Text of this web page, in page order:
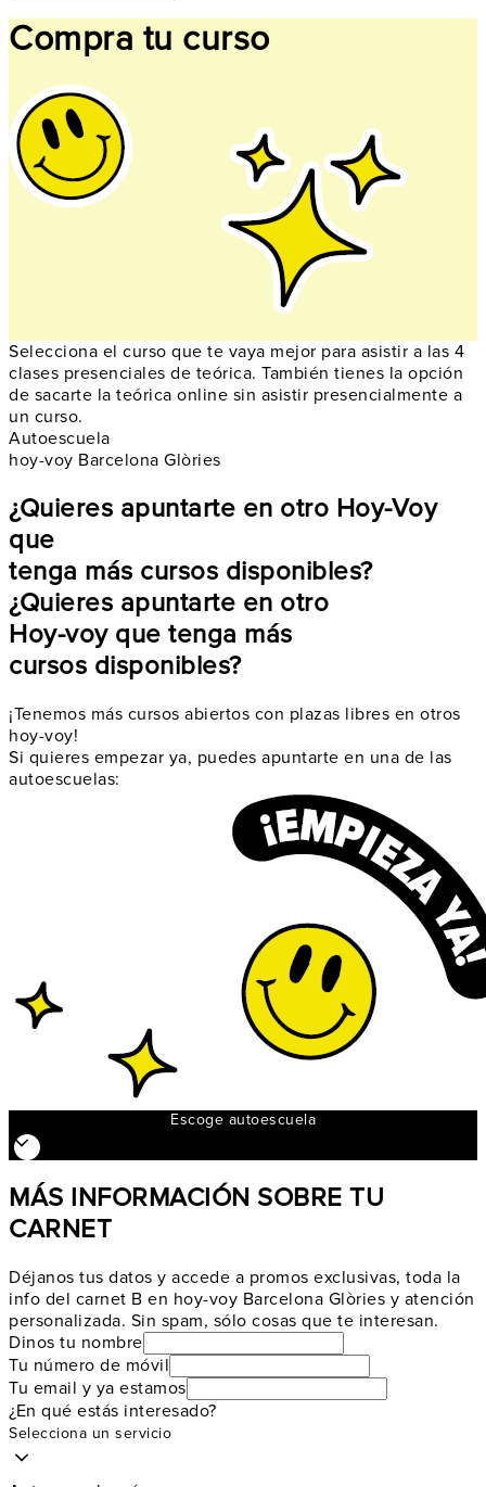
Compra tu curso
Selecciona el curso que te vaya mejor para asistir a las 4
clases presenciales de teórica. También tienes la opción
de sacarte la teórica online sin asistir presencialmente a
un curso.
Autoescuela
hoy-voy Barcelona Glòries
¿Quieres apuntarte en otro Hoy-Voy
que
tenga más cursos disponibles?
¿Quieres apuntarte en otro
Hoy-voy que tenga más
cursos disponibles?
¡Tenemos más cursos abiertos con plazas libres en otros
hoy-voy!
Si quieres empezar ya, puedes apuntarte en una de las
autoescuelas:
Escoge autoescuela
MÁS INFORMACIÓN SOBRE TU
CARNET
Déjanos tus datos y accede a promos exclusivas, toda la
info del carnet B en hoy-voy Barcelona Glòries y atención
personalizada. Sin spam, sólo cosas que te interesan.
Dinos tu nombre
Tu número de móvil
Tu email y ya estamos
¿En qué estás interesado?
Selecciona un servicio